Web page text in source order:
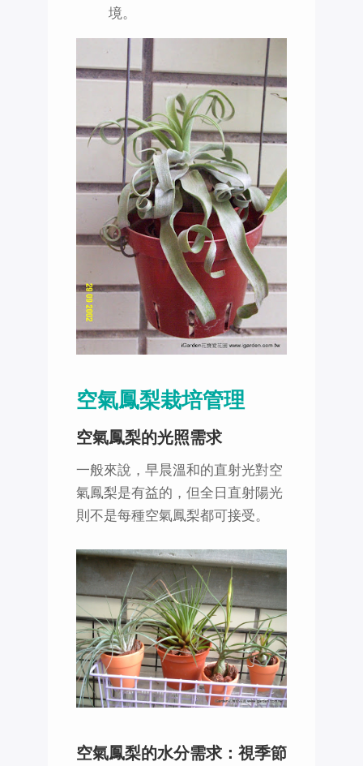
境。
空氣鳳梨栽培管理
空氣鳳梨的光照需求
一般來說，早晨溫和的直射光對空
氣鳳梨是有益的，但全日直射陽光
則不是每種空氣鳳梨都可接受。
空氣鳳梨的水分需求：視季節